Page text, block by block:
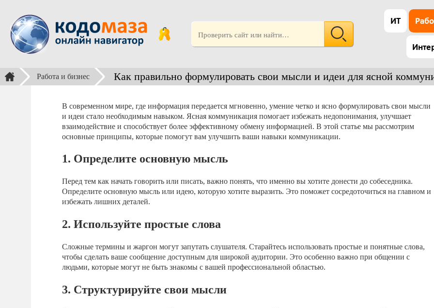
ИТ
Работа и бизнес Как правильно формулировать свои мысли и идеи для ясной
В современном мире, где информация передается мгновенно, умение четко и ясно формулировать свои мысли
и идеи стало необходимым навыком. Ясная коммуникация помогает избежать недопонимания, улучшает
взаимодействие и способствует более эффективному обмену информацией. В этой статье мы рассмотрим
основные принципы, которые помогут вам улучшить ваши навыки коммуникации.
1. Определите основную мысль
Перед тем как начать говорить или писать, важно понять, что именно вы хотите донести до собеседника.
Определите основную мысль или идею, которую хотите выразить. Это поможет сосредоточиться на главном и
избежать лишних деталей.
2. Используйте простые слова
Сложные термины и жаргон могут запутать слушателя. Старайтесь использовать простые и понятные слова,
чтобы сделать ваше сообщение доступным для широкой аудитории. Это особенно важно при общении с
людьми, которые могут не быть знакомы с вашей профессиональной областью.
3. Структурируйте свои мысли